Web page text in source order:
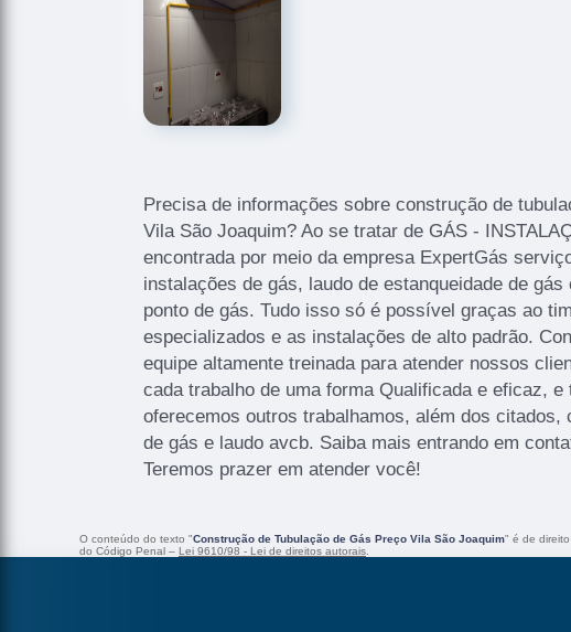
Precisa de informações sobre construção de
Vila São Joaquim? Ao se tratar de GÁS -
encontrada por meio da empresa ExpertGás
instalações de gás, laudo de estanqueidade de gás
ponto de gás. Tudo isso só é possível graças ao
especializados e as instalações de alto padrão.
equipe altamente treinada para atender nossos
cada trabalho de uma forma Qualificada e eficaz, e
oferecemos outros trabalhamos, além dos citados,
de gás e laudo avcb. Saiba mais entrando em
Teremos prazer em atender você!
O conteúdo do texto "Construção de Tubulação de Gás Preço Vila São Joaquim" é de
do Código Penal – Lei 9610/98 - Lei de direitos autorais